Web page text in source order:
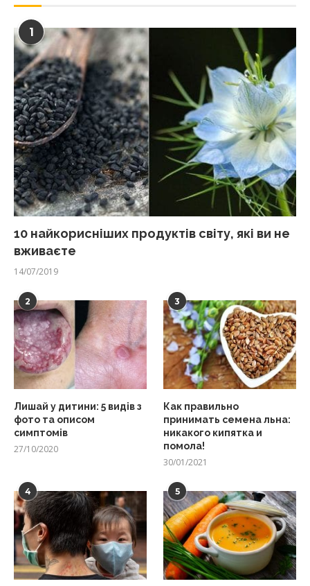
1
10 найкорисніших продуктів світу, які ви не
вживаєте
14/07/2019
2
Лишай у дитини: 5 видів з
фото та описом
симптомів
27/10/2020
3
Как правильно
принимать семена льна:
никакого кипятка и
помола!
30/01/2021
4 5